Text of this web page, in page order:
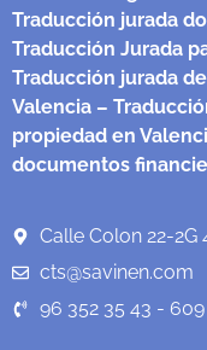
Traducción jurada
Traducción Jurada
Traducción jurada
Valencia –
propiedad en
documentos
Calle Colon 22-2G
cts@savinen.com
96 352 35 43 - 609